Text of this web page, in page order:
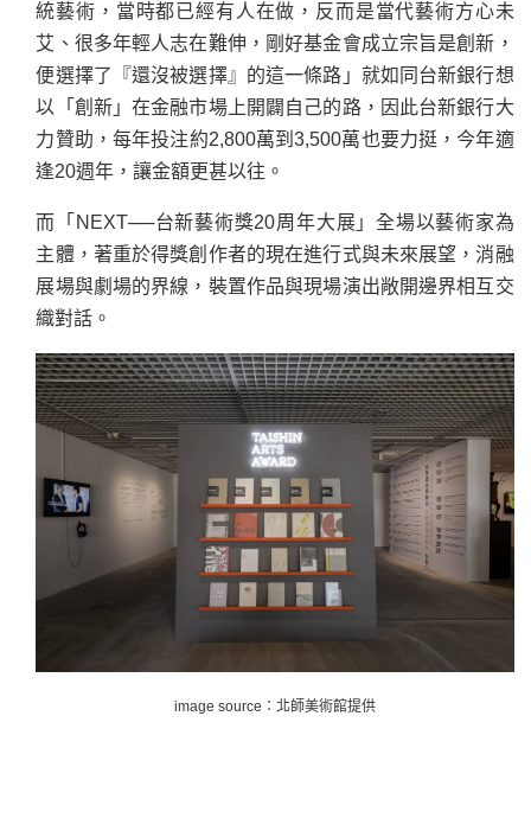
統藝術，當時都已經有人在做，反而是當代藝術方心未
艾、很多年輕人志在難伸，剛好基金會成立宗旨是創新，
便選擇了『還沒被選擇』的這一條路」就如同台新銀行想
以「創新」在金融市場上開闢自己的路，因此台新銀行大
力贊助，每年投注約2,800萬到3,500萬也要力挺，今年適
逢20週年，讓金額更甚以往。
而「NEXT──台新藝術獎20周年大展」全場以藝術家為
主體，著重於得獎創作者的現在進行式與未來展望，消融
展場與劇場的界線，裝置作品與現場演出敞開邊界相互交
織對話。
image source：北師美術館提供